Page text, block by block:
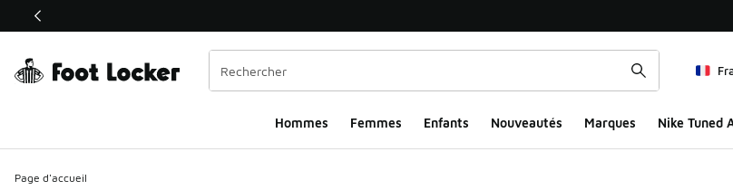
Ce lien ouvrira une nouvelle fenêtre
Hommes​ Femmes Enfants Nouveautés Marques Nike Tuned
Page d'accueil